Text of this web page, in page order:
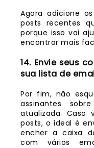
Agora adicione
posts recentes
porque isso vai
encontrar mais
14. Envie seus
sua lista de
Por fim, não
assinantes
atualizada. Caso
posts, o ideal é
encher a caixa
com vários